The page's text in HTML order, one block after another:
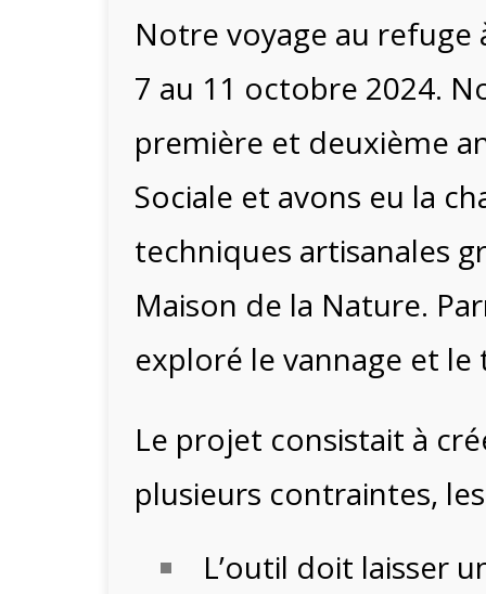
Notre voyage au refuge
7 au 11 octobre 2024.
première et deuxième
Sociale et avons eu la
techniques artisanales
Maison de la Nature.
exploré le vannage et le
Le projet consistait à
plusieurs contraintes,
L’outil doit laisser